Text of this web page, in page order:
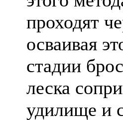
проходят
осваивая
стадии
леска
удилище и